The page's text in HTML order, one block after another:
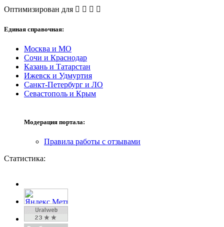
Оптимизирован для
Единая справочная:
Москва и МО
Сочи и Краснодар
Казань и Татарстан
Ижевск и Удмуртия
Санкт-Петербург и ЛО
Севастополь и Крым
Модерация портала:
Правила работы с отзывами
Статистика: